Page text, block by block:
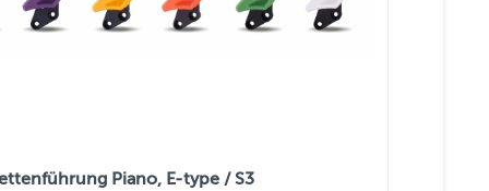
Piano, E-type / S3